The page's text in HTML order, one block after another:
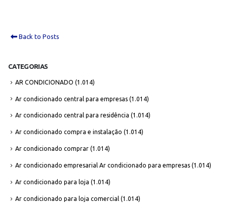
Back to Posts
CATEGORIAS
AR CONDICIONADO (1.014)
Ar condicionado central para empresas (1.014)
Ar condicionado central para residência (1.014)
Ar condicionado compra e instalação (1.014)
Ar condicionado comprar (1.014)
Ar condicionado empresarial Ar condicionado para empresas (1.014)
Ar condicionado para loja (1.014)
Ar condicionado para loja comercial (1.014)